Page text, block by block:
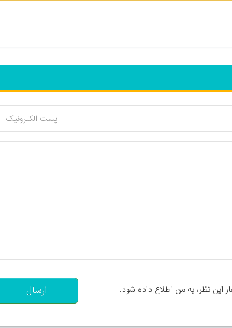
این نظر، به من اطلاع داده شود.
ارسال